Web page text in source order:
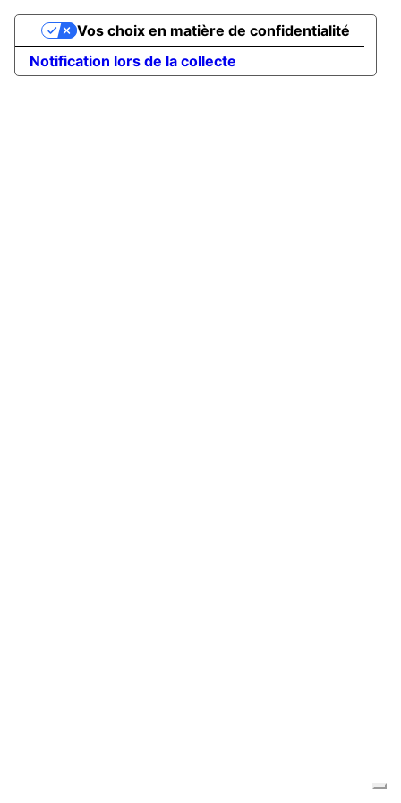
Notification lors de la collecte
Vos choix en matière de confidentialité